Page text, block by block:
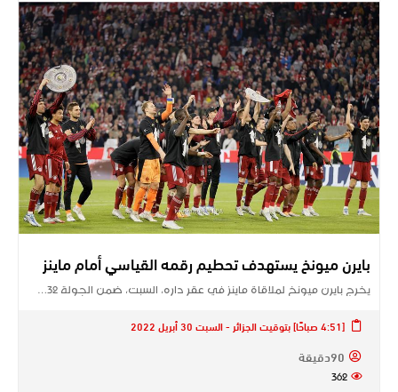
بايرن ميونخ يستهدف تحطيم رقمه القياسي أمام ماينز
يخرج بايرن ميونخ لملاقاة ماينز في عقر داره، السبت، ضمن الجولة 32…
[4:51 صباحًا] بتوقيت الجزائر - السبت 30 أبريل 2022
90دقيقة
362